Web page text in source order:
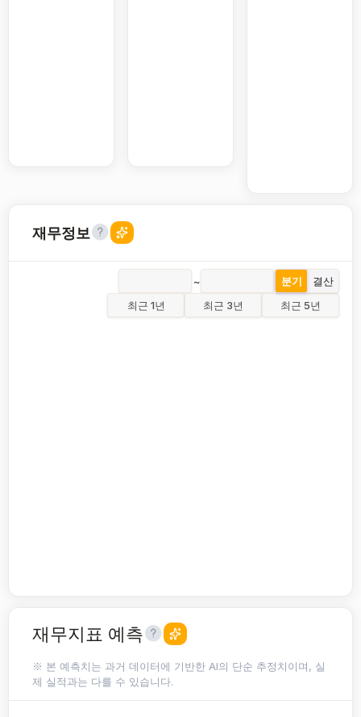
재무정보
~ 분기
결산
최근 1년
최근 3년 최근 5년
재무지표 예측
※ 본 예측치는 과거 데이터에 기반한 AI의 단순 추정치이며, 실
제 실적과는 다를 수 있습니다.